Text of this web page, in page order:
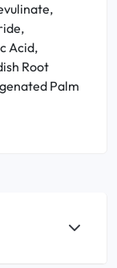
Acid,
Root
Palm